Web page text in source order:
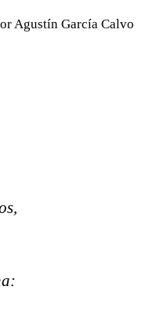
Agustín García Calvo